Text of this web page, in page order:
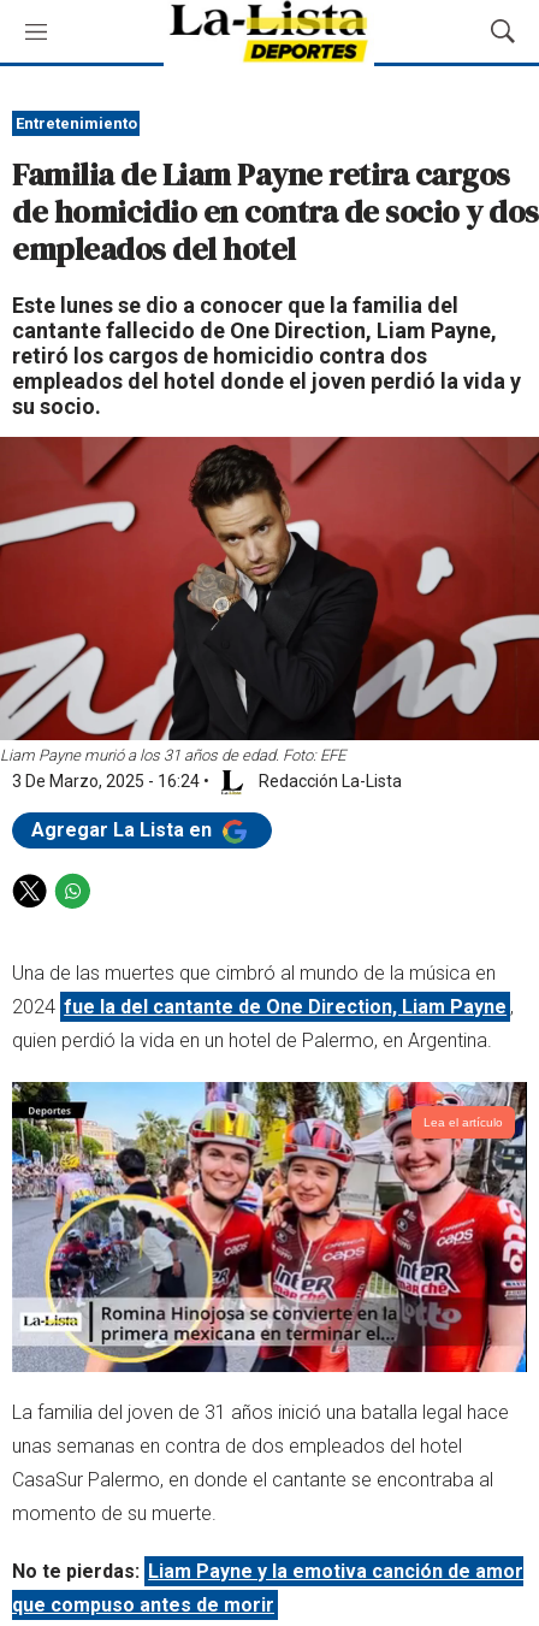
M
e
ú
M
o
a
r
B
d
a
Entretenimiento
Familia de Liam Payne retira cargos
de homicidio en contra de socio y dos
empleados del hotel
Este lunes se dio a conocer que la familia del
cantante fallecido de One Direction, Liam Payne,
retiró los cargos de homicidio contra dos
empleados del hotel donde el joven perdió la vida y
su socio.
Liam Payne murió a los 31 años de edad. Foto: EFE
3 De Marzo, 2025 - 16:24 • Redacción La-Lista
Agregar La Lista en
T
t
t
e
r
W
t
s
a
p
p
Una de las muertes que cimbró al mundo de la música en
2024 fue la del cantante de One Direction, Liam Payne ,
quien perdió la vida en un hotel de Palermo, en Argentina.
Lea el artículo
La familia del joven de 31 años inició una batalla legal hace
unas semanas en contra de dos empleados del hotel
CasaSur Palermo, en donde el cantante se encontraba al
momento de su muerte.
No te pierdas: Liam Payne y la emotiva canción de amor
que compuso antes de morir